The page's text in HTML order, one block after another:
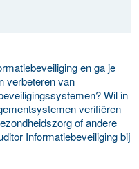
en ga je
verbeteren van
Wil in
verifiëren
of andere
Informatiebeveiliging bij